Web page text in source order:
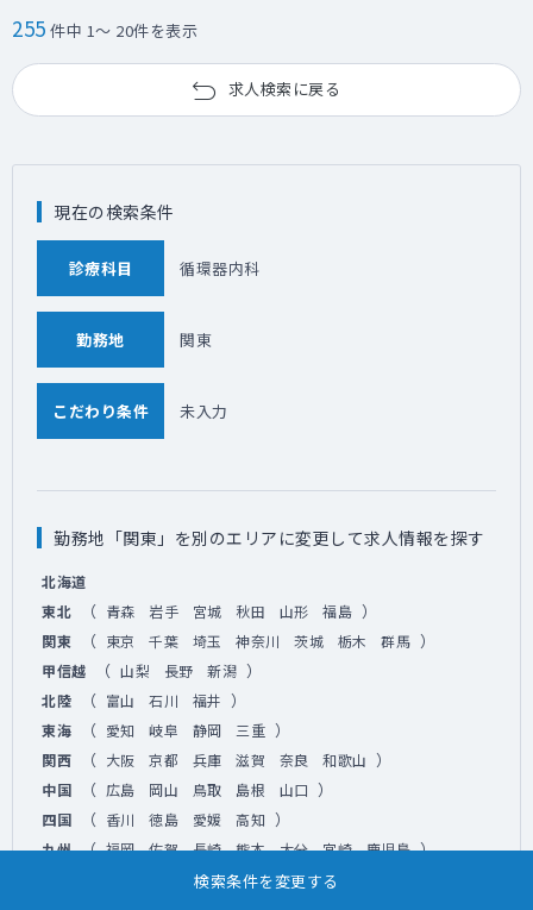
255 件中 1～ 20件を表示
求人検索に戻る
検索条件を変更する
現在の検索条件
診療科目 循環器内科
勤務地 関東
こだわり条件 未入力
勤務地「関東」を別のエリアに変更して求人情報を探す
北海道
東北
（ 青森 岩手 宮城 秋田 山形 福島 ）
関東 （ 東京 千葉 埼玉 神奈川 茨城 栃木 群馬 ）
甲信越 （ 山梨 長野 新潟 ）
北陸 （ 富山 石川 福井 ）
東海 （ 愛知 岐阜 静岡 三重 ）
関西 （ 大阪 京都 兵庫 滋賀 奈良 和歌山 ）
中国 （ 広島 岡山 鳥取 島根 山口 ）
四国 （ 香川 徳島 愛媛 高知 ）
九州 （ 福岡 佐賀 長崎 熊本 大分 宮崎 鹿児島 ）